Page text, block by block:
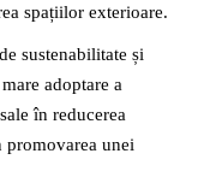
spațiilor exterioare.
sustenabilitate și
adoptare a
în reducerea
promovarea unei